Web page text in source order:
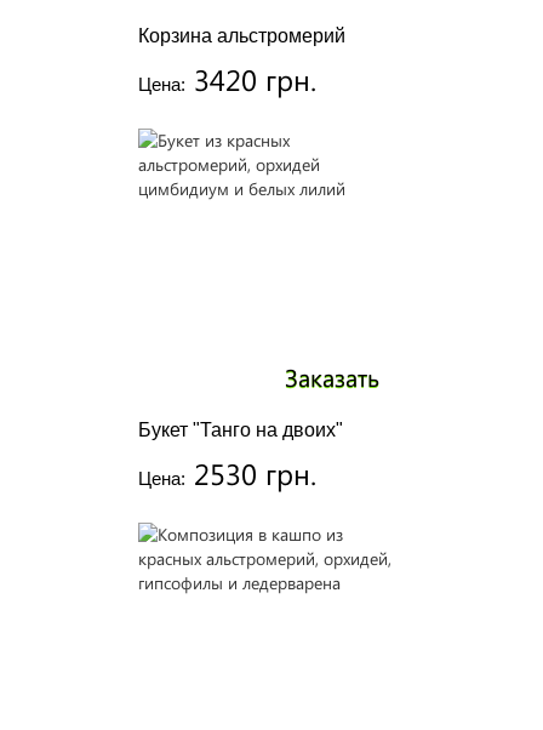
Корзина альстромерий
Цена: 3420 грн.
Букет "Танго на двоих"
Цена: 2530 грн.
Заказать